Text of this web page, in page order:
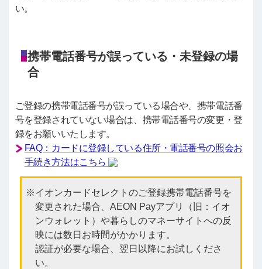
い。
携帯電話番号が誤っている・未登録の場
合
ご登録の携帯電話番号が誤っている場合や、携帯電話番
号を登録されていない場合は、携帯電話番号の変更・登
録をお願いいたします。
FAQ：カードに登録している住所・電話番号の照会お
手続き方法はこちら
イオンカードセレクトのご登録携帯電話番号を
変更された場合、AEON Payアプリ（旧：イオ
ンウォレット）や暮らしのマネーサイトへの反
映には数日お時間がかかります。
認証が必要な場合、翌日以降にお試しくださ
い。